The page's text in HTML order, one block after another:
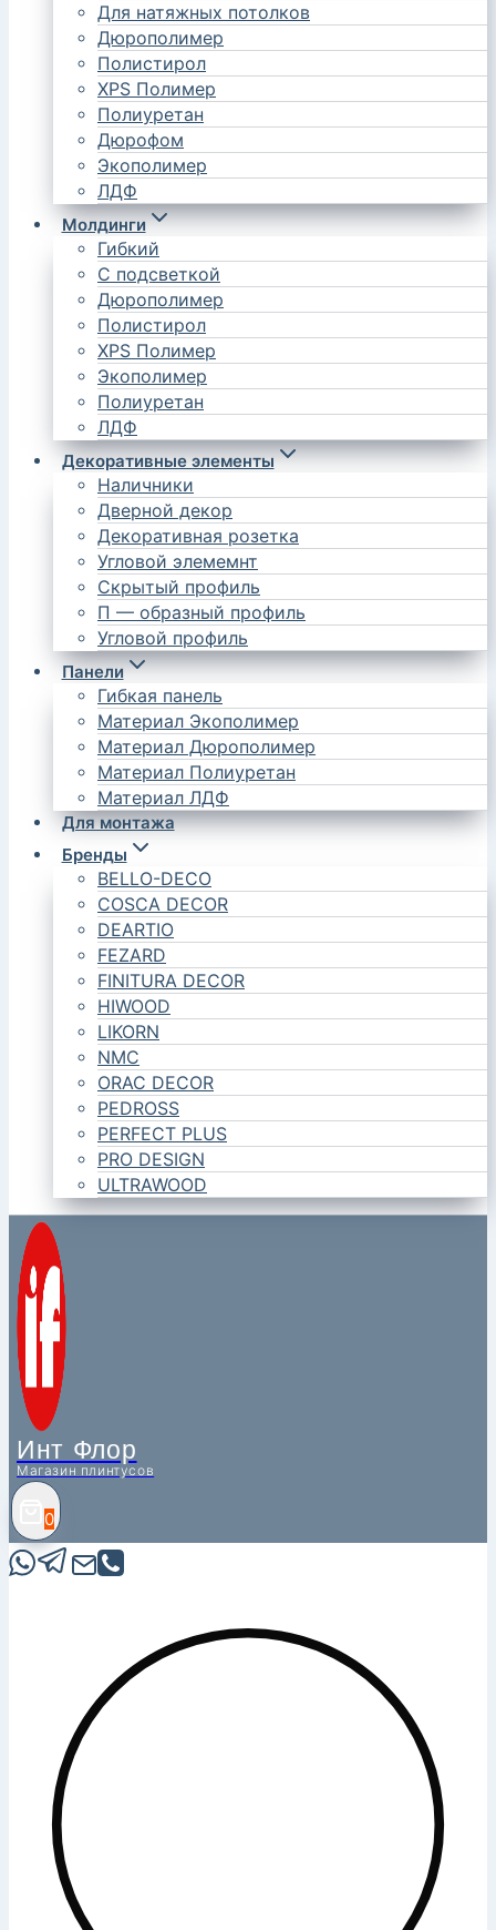
Для натяжных потолков
Дюрополимер
Полистирол
XPS Полимер
Полиуретан
Дюрофом
Экополимер
ЛДФ
Молдинги
Гибкий
С подсветкой
Дюрополимер
Полистирол
XPS Полимер
Экополимер
Полиуретан
ЛДФ
Декоративные элементы
Наличники
Дверной декор
Декоративная розетка
Угловой элемемнт
Скрытый профиль
П — образный профиль
Угловой профиль
Панели
Гибкая панель
Материал Экополимер
Материал Дюрополимер
Материал Полиуретан
Материал ЛДФ
Для монтажа
Бренды
BELLO-DECO
COSCA DECOR
DEARTIO
FEZARD
FINITURA DECOR
HIWOOD
LIKORN
NMC
ORAC DECOR
PEDROSS
PERFECT PLUS
PRO DESIGN
ULTRAWOOD
Инт Флор
Магазин плинтусов
0